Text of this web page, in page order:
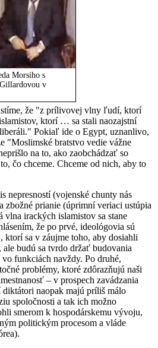
Morsiho s
v
že "z prílivovej vlny ľudí, ktorí
ktorí … sa stali naozajstní
Pokiaľ ide o Egypt, uznanlivo,
"Moslimské bratstvo vedie vážne
na to, ako zaobchádzať so
čo chceme. Chceme od nich, aby to
nepresností (vojenské chunty nás
zbožné prianie (úprimní veriaci ustúpia
irackých islamistov sa stane
že po prvé, ideológovia sú
ktorí sa v záujme toho, aby dosiahli
budú sa tvrdo držať budovania
funkciách navždy. Po druhé,
problémy, ktoré zdôrazňujú naši
– v prospech zavádzania
diktátori naopak majú príliš málo
spoločnosti a tak ich možno
smerom k hospodárskemu vývoju,
politickým procesom a vláde